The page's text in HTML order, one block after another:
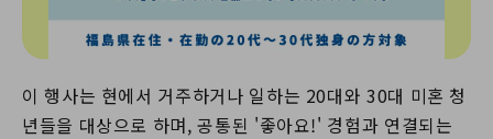
이 행사는 현에서 거주하거나 일하는 20대와 30대 미혼 청
년들을 대상으로 하며, 공통된 '좋아요!' 경험과 연결되는